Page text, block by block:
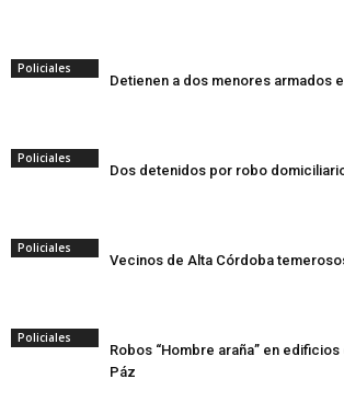
Policiales
Detienen a dos menores armados
Policiales
Dos detenidos por robo
Policiales
Vecinos de Alta Córdoba
Policiales
Robos “Hombre araña” en
Páz